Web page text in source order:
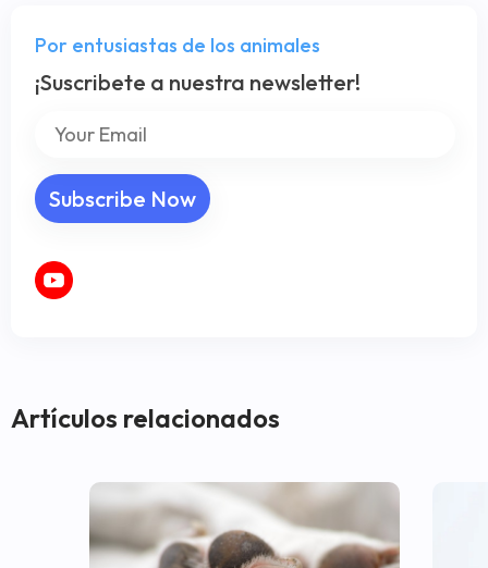
Por entusiastas de los animales
¡Suscribete a nuestra newsletter!
Artículos relacionados